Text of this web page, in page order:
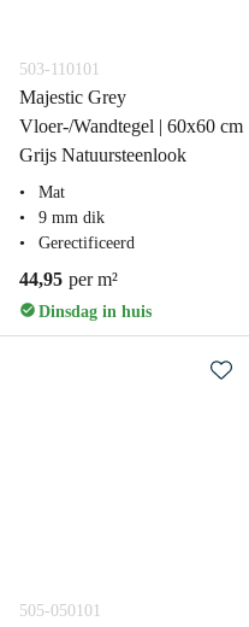
503-110101
Majestic Grey
Vloer-/Wandtegel | 60x60 cm
Grijs Natuursteenlook
Mat
9 mm dik
Gerectificeerd
44,95 per m²
Dinsdag in huis
505-050101